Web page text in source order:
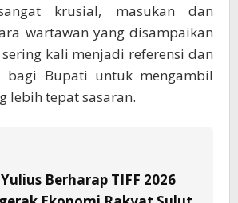
krusial, masukan dan
wartawan yang disampaikan
kali menjadi referensi dan
bagi Bupati untuk mengambil
lebih tepat sasaran.
Berharap TIFF 2026